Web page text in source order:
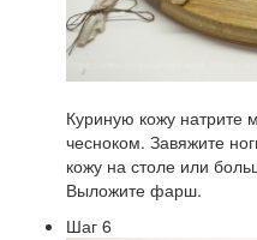
Куриную кожу
чесноком. Завяжите
кожу на столе или
Выложите фарш.
Шаг 6